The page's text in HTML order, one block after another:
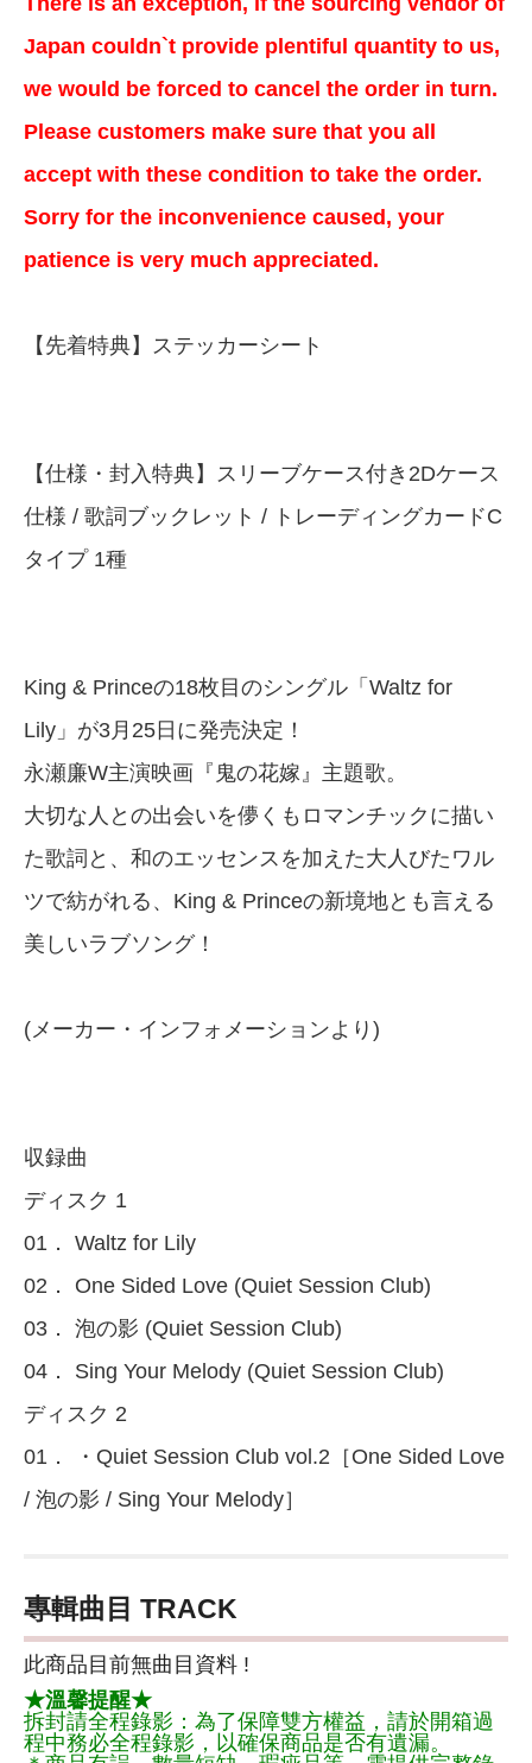
Japan couldn`t provide plentiful quantity to us,
we would be forced to cancel the order in turn.
Please customers make sure that you all
accept with these condition to take the order.
Sorry for the inconvenience caused, your
patience is very much appreciated.
【先着特典】ステッカーシート
【仕様・封入特典】スリーブケース付き2Dケース
仕様 / 歌詞ブックレット / トレーディングカードC
タイプ 1種
King & Princeの18枚目のシングル「Waltz for
Lily」が3月25日に発売決定！
永瀬廉W主演映画『鬼の花嫁』主題歌。
大切な人との出会いを儚くもロマンチックに描い
た歌詞と、和のエッセンスを加えた大人びたワル
ツで紡がれる、King & Princeの新境地とも言える
美しいラブソング！
(メーカー・インフォメーションより)
収録曲
ディスク 1
01． Waltz for Lily
02． One Sided Love (Quiet Session Club)
03． 泡の影 (Quiet Session Club)
04． Sing Your Melody (Quiet Session Club)
ディスク 2
01． ・Quiet Session Club vol.2［One Sided Love
/ 泡の影 / Sing Your Melody］
專輯曲目 TRACK
此商品目前無曲目資料 !
★溫馨提醒★
拆封請全程錄影：為了保障雙方權益，請於開箱過
程中務必全程錄影，以確保商品是否有遺漏。